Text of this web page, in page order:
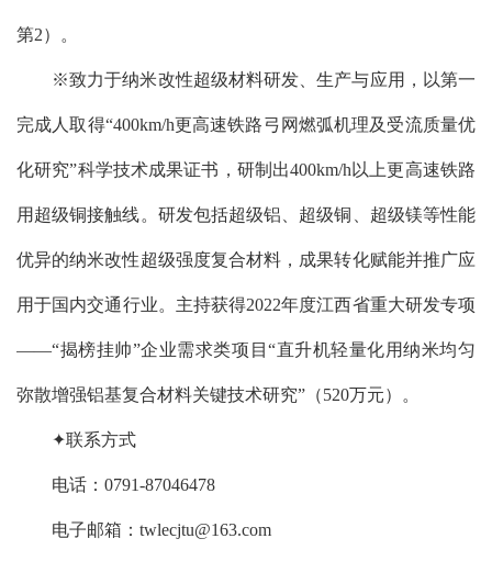
第2）。
※致力于纳米改性超级材料研发、生产与应用，以第一
完成人取得“400km/h更高速铁路弓网燃弧机理及受流质量优
化研究”科学技术成果证书，研制出400km/h以上更高速铁路
用超级铜接触线。研发包括超级铝、超级铜、超级镁等性能
优异的纳米改性超级强度复合材料，成果转化赋能并推广应
用于国内交通行业。主持获得2022年度江西省重大研发专项
——“揭榜挂帅”企业需求类项目“直升机轻量化用纳米均匀
弥散增强铝基复合材料关键技术研究”（520万元）。
✦联系方式
电话：0791-87046478
电子邮箱：twlecjtu@163.com